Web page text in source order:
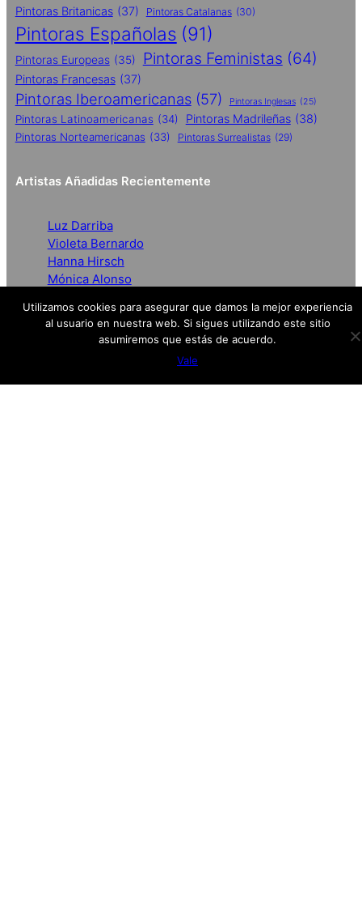
Pintoras Britanicas (37) Pintoras Catalanas (30)
Pintoras Españolas (91)
Pintoras Europeas (35) Pintoras Feministas (64)
Pintoras Francesas (37)
Pintoras Iberoamericanas (57) Pintoras Inglesas (25)
Pintoras Latinoamericanas (34) Pintoras Madrileñas (38)
Pintoras Norteamericanas (33) Pintoras Surrealistas (29)
Artistas Añadidas Recientemente
Luz Darriba
Violeta Bernardo
Hanna Hirsch
Mónica Alonso
Utilizamos cookies para asegurar que damos la mejor experiencia
al usuario en nuestra web. Si sigues utilizando este sitio
asumiremos que estás de acuerdo.
Vale